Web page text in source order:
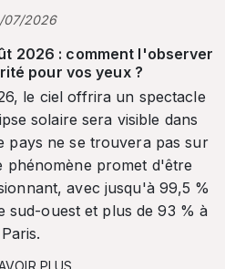
07/2026
2026 : comment l'observer
pour vos yeux ?
le ciel offrira un spectacle
solaire sera visible dans
pays ne se trouvera pas sur
phénomène promet d'être
avec jusqu'à 99,5 %
sud-ouest et plus de 93 % à
Paris.
PLUS